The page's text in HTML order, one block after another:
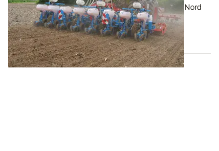
En maïs fourrage, le 1er avril au Sud et le 10 avril au Nord
sont des dates repères pour...
27 MARS 2025